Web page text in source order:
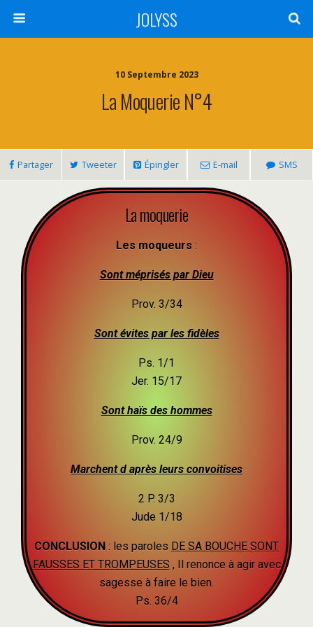
JOLYSS
10 Septembre 2023
La Moquerie N°4
Partager Tweeter Épingler E-mail SMS
La moquerie
Les moqueurs :
Sont méprisés par Dieu
Prov. 3/34
Sont évites par les fidèles
Ps. 1/1
Jer. 15/17
Sont haïs des hommes
Prov. 24/9
Marchent d après leurs convoitises
2 P. 3/3
Jude 1/18
CONCLUSION : les paroles DE SA BOUCHE SONT
FAUSSES ET TROMPEUSES , Il renonce à agir avec
sagesse à faire le bien.
Ps. 36/4